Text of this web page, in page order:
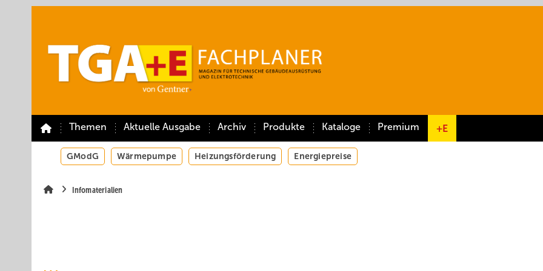
Themen Aktuelle Ausgabe Archiv Produkte Kataloge Premium +E
GModG Wärmepumpe Heizungsförderung Energiepreise
Infomaterialien